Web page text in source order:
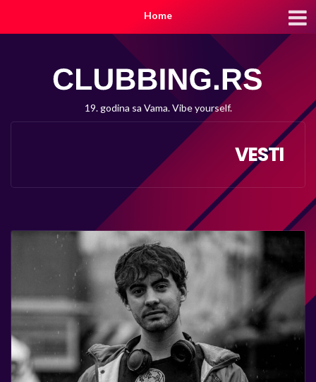
Home
19. godina sa Vama. Vibe yourself.
VESTI